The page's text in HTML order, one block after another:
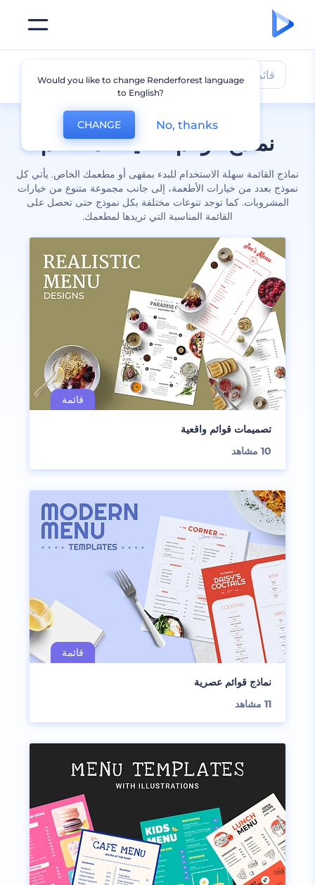
نماذج قوائم أصلية للمطاعم
نماذج القائمة سهلة الاستخدام للبدء بمقهى أو مطعمك الخاص. يأتي كل
نموذج بعدد من خيارات الأطعمة، إلى جانب مجموعة متنوع من خيارات
المشروبات. كما توجد تنوعات مختلفة بكل نموذج حتى تحصل على
القائمة المناسبة التي تريدها لمطعمك.
قائمة
تصميمات قوائم واقعية
10 مشاهد
نماذج قوائم عصرية
11 مشاهد
Would you like to change Renderforest language
to English?
CHANGE No, thanks